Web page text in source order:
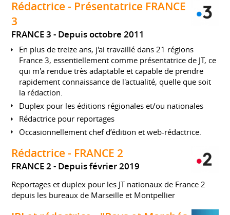
Rédactrice - Présentatrice FRANCE
3
FRANCE 3 Depuis octobre 2011
En plus de treize ans, j'ai travaillé dans 21 régions
France 3, essentiellement comme présentatrice de JT, ce
qui m'a rendue très adaptable et capable de prendre
rapidement connaissance de l'actualité, quelle que soit
la rédaction.
Duplex pour les éditions régionales et/ou nationales
Rédactrice pour reportages
Occasionnellement chef d’édition et web-rédactrice.
Rédactrice - FRANCE 2
FRANCE 2 Depuis février 2019
Reportages et duplex pour les JT nationaux de France 2
depuis les bureaux de Marseille et Montpellier